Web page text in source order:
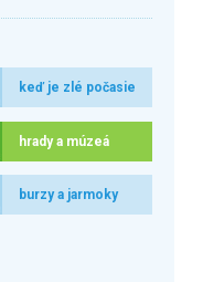
keď je zlé počasie
hrady a múzeá
burzy a jarmoky